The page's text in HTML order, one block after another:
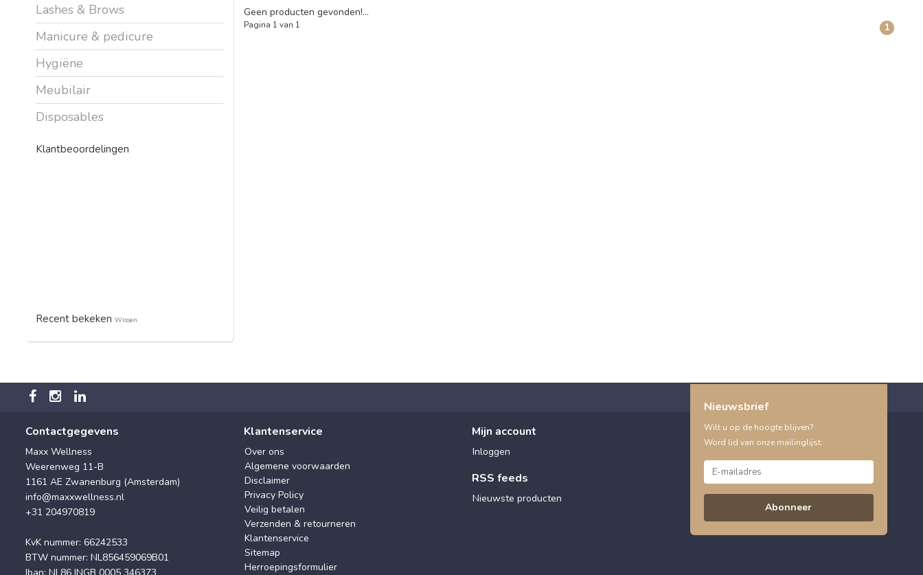
Lashes & Brows
Manicure & pedicure
Hygiëne
Meubilair
Disposables
Klantbeoordelingen
Recent bekeken Wissen
Geen producten gevonden!...
Pagina 1 van 1 1
Contactgegevens
Maxx Wellness
Weerenweg 11-B
1161 AE Zwanenburg (Amsterdam)
info@maxxwellness.nl
+31 204970819
KvK nummer: 66242533
BTW nummer: NL856459069B01
Iban: NL86 INGB 0005 346373
Klantenservice
Over ons
Algemene voorwaarden
Disclaimer
Privacy Policy
Veilig betalen
Verzenden & retourneren
Klantenservice
Sitemap
Herroepingsformulier
Mijn account
Inloggen
RSS feeds
Nieuwste producten
Nieuwsbrief
Wilt u op de hoogte blijven?
Word lid van onze mailinglijst:
Abonneer